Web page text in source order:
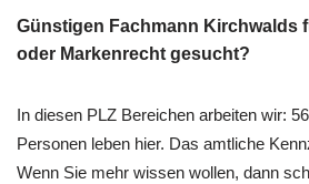
Günstigen Fachmann Kirchwalds
oder Markenrecht gesucht?
In diesen PLZ Bereichen arbeiten wir:
Personen leben hier. Das amtliche
Wenn Sie mehr wissen wollen, dann